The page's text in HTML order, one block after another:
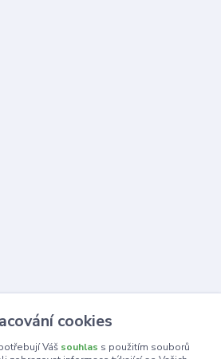
cookies
Váš souhlas s použitím souborů